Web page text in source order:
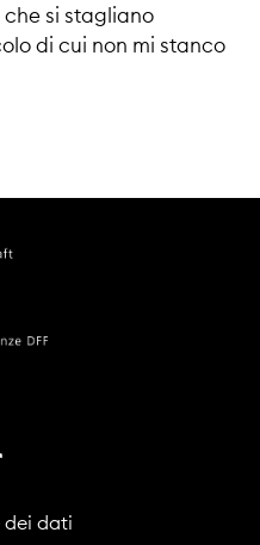
si stagliano
di cui non mi stanco
dei dati